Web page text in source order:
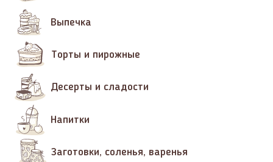
Выпечка
Торты и пирожные
Десерты и сладости
Напитки
Заготовки, соленья, варенья